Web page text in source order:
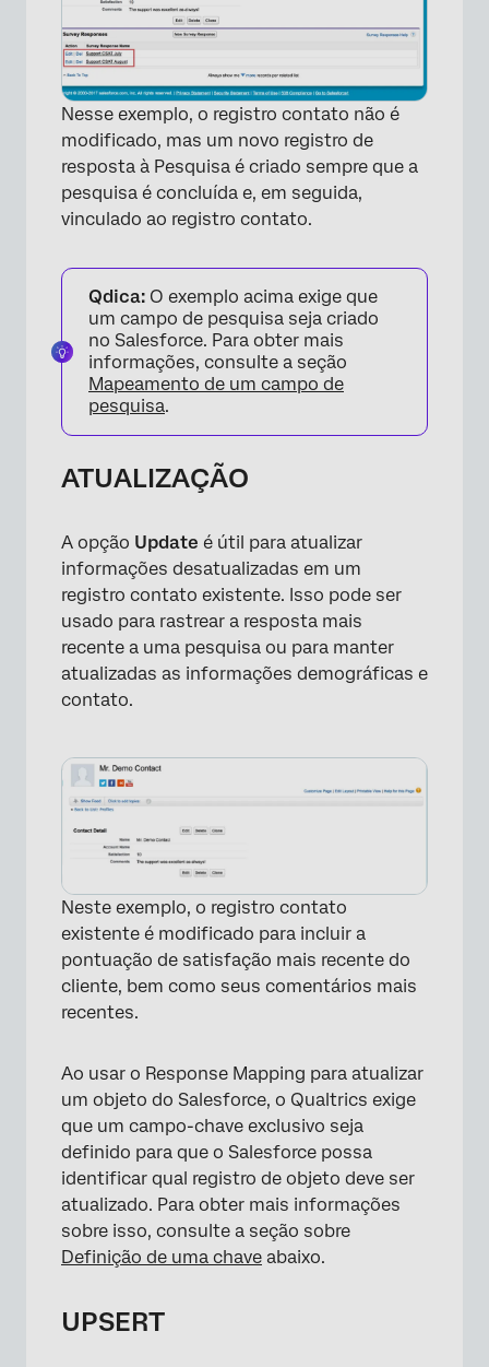
Nesse exemplo, o registro contato não é
modificado, mas um novo registro de
resposta à Pesquisa é criado sempre que a
pesquisa é concluída e, em seguida,
vinculado ao registro contato.
Qdica: O exemplo acima exige que
um campo de pesquisa seja criado
no Salesforce. Para obter mais
informações, consulte a seção
Mapeamento de um campo de
pesquisa.
ATUALIZAÇÃO
A opção Update é útil para atualizar
informações desatualizadas em um
registro contato existente. Isso pode ser
usado para rastrear a resposta mais
recente a uma pesquisa ou para manter
atualizadas as informações demográficas e
contato.
Neste exemplo, o registro contato
existente é modificado para incluir a
pontuação de satisfação mais recente do
cliente, bem como seus comentários mais
recentes.
Ao usar o Response Mapping para atualizar
um objeto do Salesforce, o Qualtrics exige
que um campo-chave exclusivo seja
definido para que o Salesforce possa
identificar qual registro de objeto deve ser
atualizado. Para obter mais informações
sobre isso, consulte a seção sobre
Definição de uma chave abaixo.
UPSERT